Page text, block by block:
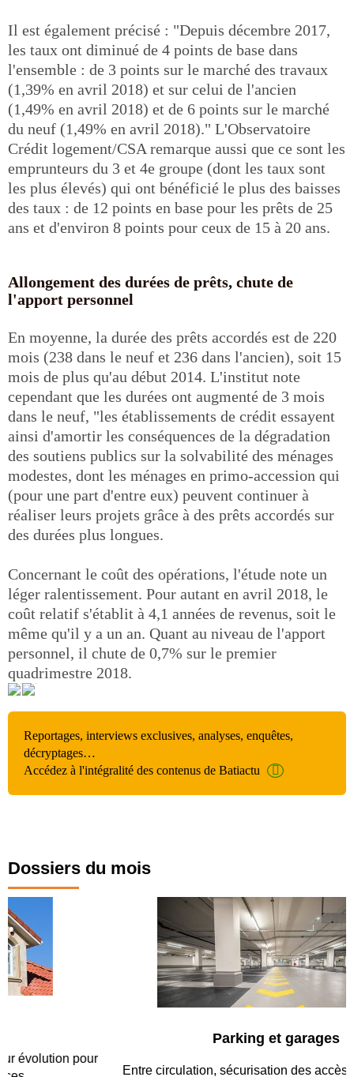
Il est également précisé : "Depuis décembre 2017,
les taux ont diminué de 4 points de base dans
l'ensemble : de 3 points sur le marché des travaux
(1,39% en avril 2018) et sur celui de l'ancien
(1,49% en avril 2018) et de 6 points sur le marché
du neuf (1,49% en avril 2018)." L'Observatoire
Crédit logement/CSA remarque aussi que ce sont les
emprunteurs du 3 et 4e groupe (dont les taux sont
les plus élevés) qui ont bénéficié le plus des baisses
des taux : de 12 points en base pour les prêts de 25
ans et d'environ 8 points pour ceux de 15 à 20 ans.
Allongement des durées de prêts, chute de
l'apport personnel
En moyenne, la durée des prêts accordés est de 220
mois (238 dans le neuf et 236 dans l'ancien), soit 15
mois de plus qu'au début 2014. L'institut note
cependant que les durées ont augmenté de 3 mois
dans le neuf, "les établissements de crédit essayent
ainsi d'amortir les conséquences de la dégradation
des soutiens publics sur la solvabilité des ménages
modestes, dont les ménages en primo-accession qui
(pour une part d'entre eux) peuvent continuer à
réaliser leurs projets grâce à des prêts accordés sur
des durées plus longues.
Concernant le coût des opérations, l'étude note un
léger ralentissement. Pour autant en avril 2018, le
coût relatif s'établit à 4,1 années de revenus, soit le
même qu'il y a un an. Quant au niveau de l'apport
personnel, il chute de 0,7% sur le premier
quadrimestre 2018.
Reportages, interviews exclusives, analyses, enquêtes,
décryptages…
Accédez à l'intégralité des contenus de Batiactu
Dossiers du mois
Parking et garages
Entre circulation, sécurisation des accès, durabilité des